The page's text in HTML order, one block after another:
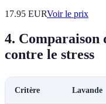
17.95 EURVoir le prix
4. Comparaison
contre le stress
Critère Lavande